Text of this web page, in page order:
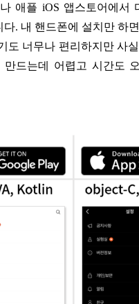
애플 iOS 앱스토어에서
다. 내 핸드폰에 설치만 하
도 너무나 편리하지만 사
만드는데 어렵고 시간도